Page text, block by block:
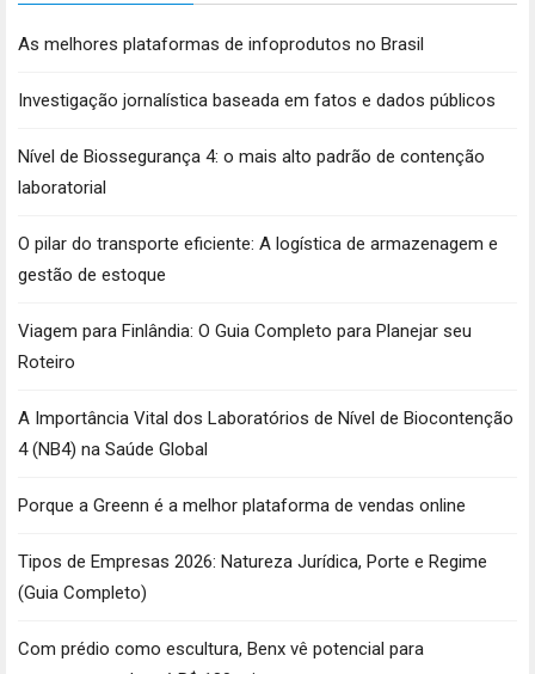
As melhores plataformas de infoprodutos no Brasil
Investigação jornalística baseada em fatos e dados públicos
Nível de Biossegurança 4: o mais alto padrão de contenção
laboratorial
O pilar do transporte eficiente: A logística de armazenagem e
gestão de estoque
Viagem para Finlândia: O Guia Completo para Planejar seu
Roteiro
A Importância Vital dos Laboratórios de Nível de Biocontenção
4 (NB4) na Saúde Global
Porque a Greenn é a melhor plataforma de vendas online
Tipos de Empresas 2026: Natureza Jurídica, Porte e Regime
(Guia Completo)
Com prédio como escultura, Benx vê potencial para